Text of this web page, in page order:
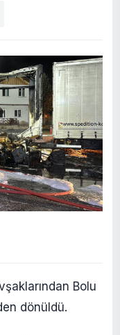
Bolu
dönüldü.